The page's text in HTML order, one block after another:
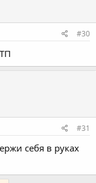
#30
#31
себя в руках